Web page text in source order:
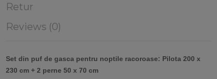
Retur
Reviews (0)
Set din puf de gasca pentru noptile racoroase: Pilota 200 x
230 cm + 2 perne 50 x 70 cm